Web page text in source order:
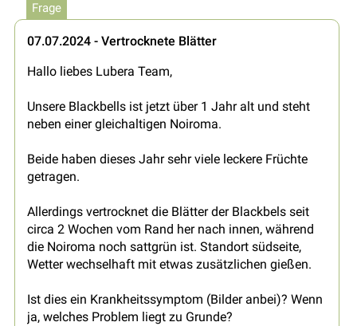
Frage
07.07.2024 - Vertrocknete Blätter
Hallo liebes Lubera Team,
Unsere Blackbells ist jetzt über 1 Jahr alt und steht
neben einer gleichaltigen Noiroma.
Beide haben dieses Jahr sehr viele leckere Früchte
getragen.
Allerdings vertrocknet die Blätter der Blackbels seit
circa 2 Wochen vom Rand her nach innen, während
die Noiroma noch sattgrün ist. Standort südseite,
Wetter wechselhaft mit etwas zusätzlichen gießen.
Ist dies ein Krankheitssymptom (Bilder anbei)? Wenn
ja, welches Problem liegt zu Grunde?